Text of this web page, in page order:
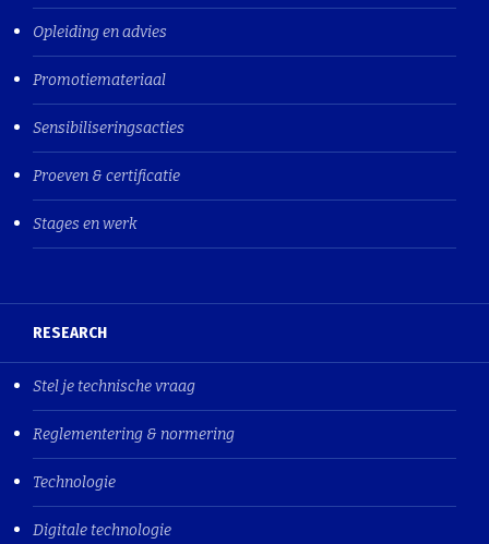
Opleiding en advies
Promotiemateriaal
Sensibiliseringsacties
Proeven & certificatie
Stages en werk
RESEARCH
Stel je technische vraag
Reglementering & normering
Technologie
Digitale technologie